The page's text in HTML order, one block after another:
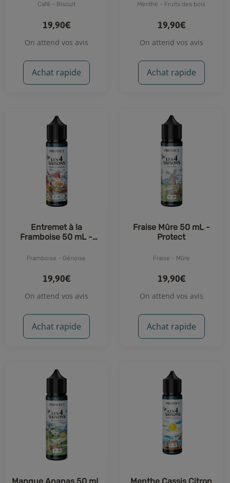
Café - Biscuit
19,90€
On attend vos avis
Achat rapide
Menthe - Fruits des bois
19,90€
On attend vos avis
Achat rapide
Entremet à la
Framboise 50 mL -
Framboise - Génoise
19,90€
On attend vos avis
Achat rapide
Fraise Mûre 50 mL -
Protect
Fraise - Mûre
19,90€
On attend vos avis
Achat rapide